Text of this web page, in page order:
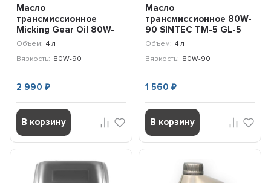
Масло
трансмиссионное
Micking Gear Oil 80W-
90 GL-5/MT-1 (4л)
Объем: 4 л
Вязкость: 80W-90
2 990₽
В корзину
Масло
трансмиссионное 80W-
90 SINTEC ТМ-5 GL-5
(4л) 963349
Объем: 4 л
Вязкость: 80W-90
1 560 ₽
В корзину